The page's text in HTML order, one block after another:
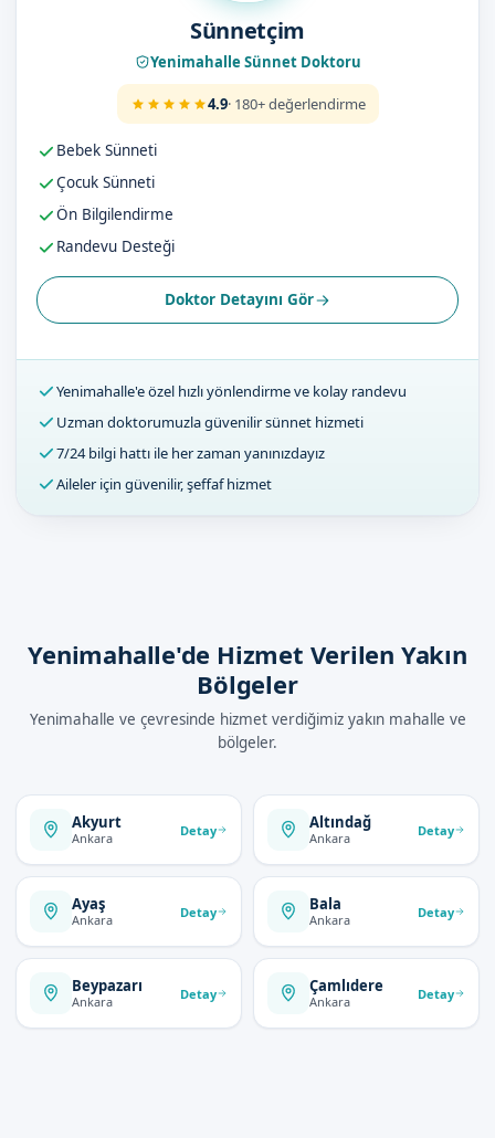
Sünnetçim
Yenimahalle Sünnet Doktoru
4.9· 180+ değerlendirme
Bebek Sünneti
Çocuk Sünneti
Ön Bilgilendirme
Randevu Desteği
Doktor Detayını Gör
Yenimahalle'e özel hızlı yönlendirme ve kolay randevu
Uzman doktorumuzla güvenilir sünnet hizmeti
7/24 bilgi hattı ile her zaman yanınızdayız
Aileler için güvenilir, şeffaf hizmet
Yenimahalle'de Hizmet Verilen Yakın
Bölgeler
Yenimahalle ve çevresinde hizmet verdiğimiz yakın mahalle ve
bölgeler.
Akyurt
Ankara Detay Altındağ
Ankara Detay
Ayaş
Ankara Detay Bala
Ankara Detay
Beypazarı
Ankara Detay Çamlıdere
Ankara Detay